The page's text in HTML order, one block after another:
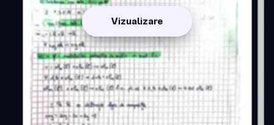
Vizualizare